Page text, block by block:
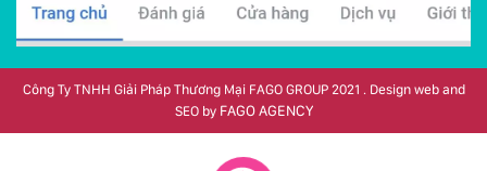
Công Ty TNHH Giải Pháp Thương Mại FAGO GROUP 2021 . Design web and
SEO by FAGO AGENCY